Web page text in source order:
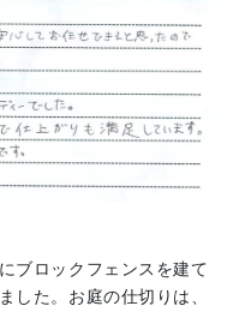
ブロックフェンスを建て
した。お庭の仕切りは、